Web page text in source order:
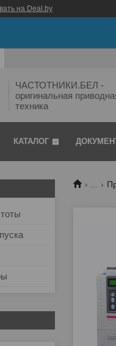
на Deal.by
ЧАСТОТНИКИ.БЕЛ -
оригинальная
техника
КАТАЛОГ
...